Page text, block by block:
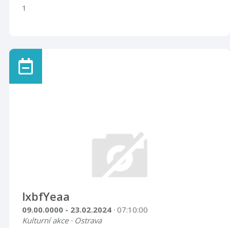
1
lxbfYeaa
09.00.0000 - 23.02.2024 · 07:10:00
Kulturní akce · Ostrava